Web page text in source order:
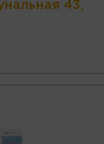
43,